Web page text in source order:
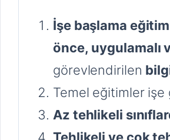
İşe başlama
önce, uygulamalı
görevlendirilen
Temel eğitimler işe
Az tehlikeli